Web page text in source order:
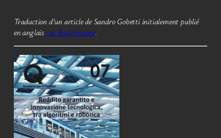
Traduction d’un article de Sandro Gobetti initialement publié
en anglais sur BasicIncome.